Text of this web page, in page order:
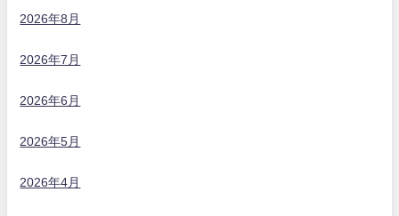
2026年8月
2026年7月
2026年6月
2026年5月
2026年4月